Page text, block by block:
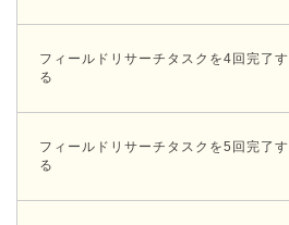
フィールドリサーチタスクを4回完了す
る
フィールドリサーチタスクを5回完了す
る